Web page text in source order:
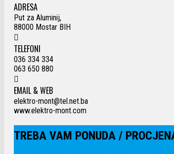
ADRESA
Put za Aluminij,
88000 Mostar BIH
TELEFONI
036 334 334
063 650 880
EMAIL & WEB
elektro-mont@tel.net.ba
www.elektro-mont.com
TREBA VAM PONUDA /